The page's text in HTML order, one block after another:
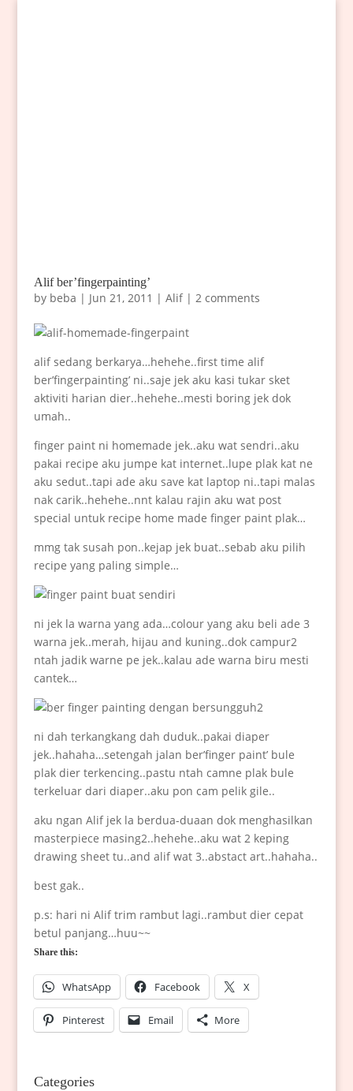
Alif ber’fingerpainting’
by beba | Jun 21, 2011 | Alif| 2 comments
alif sedang berkarya…hehehe..first time alif
ber’fingerpainting’ ni..saje jek aku kasi tukar sket
aktiviti harian dier..hehehe..mesti boring jek dok
umah..
finger paint ni homemade jek..aku wat sendri..aku
pakai recipe aku jumpe kat internet..lupe plak kat ne
aku sedut..tapi ade aku save kat laptop ni..tapi malas
nak carik..hehehe..nnt kalau rajin aku wat post
special untuk recipe home made finger paint plak…
mmg tak susah pon..kejap jek buat..sebab aku pilih
recipe yang paling simple…
ni jek la warna yang ada…colour yang aku beli ade 3
warna jek..merah, hijau and kuning..dok campur2
ntah jadik warne pe jek..kalau ade warna biru mesti
cantek…
ni dah terkangkang dah duduk..pakai diaper
jek..hahaha…setengah jalan ber’finger paint’ bule
plak dier terkencing..pastu ntah camne plak bule
terkeluar dari diaper..aku pon cam pelik gile..
aku ngan Alif jek la berdua-duaan dok menghasilkan
masterpiece masing2..hehehe..aku wat 2 keping
drawing sheet tu..and alif wat 3..abstact art..hahaha..
best gak..
p.s: hari ni Alif trim rambut lagi..rambut dier cepat
betul panjang…huu~~
Share this:
WhatsApp Facebook X
Pinterest Email More
Categories